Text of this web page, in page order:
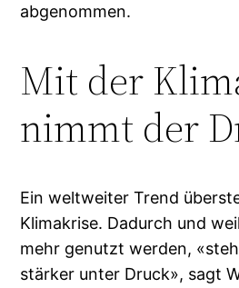
abgenommen.
Mit der
nimmt der
Ein weltweiter Trend
Klimakrise. Dadurch und
mehr genutzt werden,
stärker unter Druck», sagt